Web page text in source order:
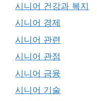
시니어 건강과 복지
시니어 경제
시니어 관련
시니어 관점
시니어 금융
시니어 기술